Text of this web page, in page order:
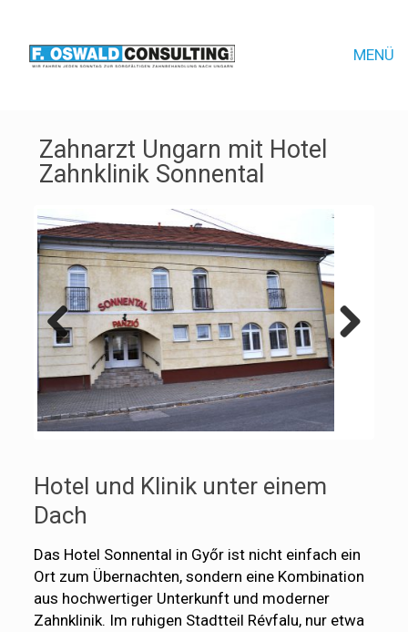
MENÜ
Zahnarzt Ungarn mit Hotel
Zahnklinik Sonnental
Previous Next
Hotel und Klinik unter einem
Dach
Das Hotel Sonnental in Győr ist nicht einfach ein
Ort zum Übernachten, sondern eine Kombination
aus hochwertiger Unterkunft und moderner
Zahnklinik. Im ruhigen Stadtteil Révfalu, nur etwa